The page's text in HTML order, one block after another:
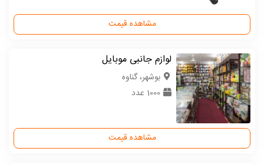
مشاهده قیمت
لوازم جانبی موبایل
بوشهر، گناوه
1000 عدد
مشاهده قیمت